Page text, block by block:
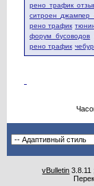
рено трафик
ситроен джампер
рено трафик
форум бусоводов
рено трафик
vBulletin 3.8.11